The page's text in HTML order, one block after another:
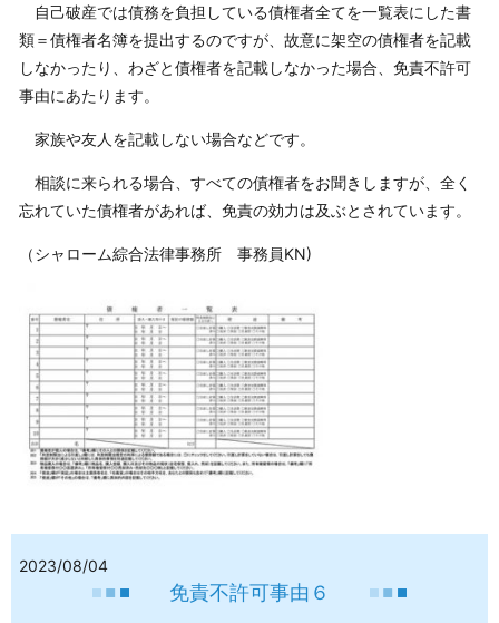
自己破産では債務を負担している債権者全てを一覧表にした書
類＝債権者名簿を提出するのですが、故意に架空の債権者を記載
しなかったり、わざと債権者を記載しなかった場合、免責不許可
事由にあたります。
家族や友人を記載しない場合などです。
相談に来られる場合、すべての債権者をお聞きしますが、全く
忘れていた債権者があれば、免責の効力は及ぶとされています。
（シャローム綜合法律事務所 事務員KN)
2023/08/04
免責不許可事由６